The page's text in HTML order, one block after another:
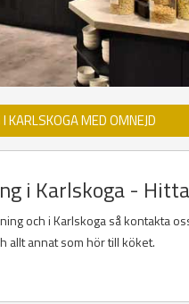
KARLSKOGA MED OMNEJD
i Karlskoga -
och i Karlskoga så kontakta
allt annat som hör till köket.